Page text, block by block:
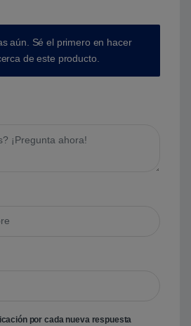
aún. Sé el primero en hacer
de este producto.
por cada nueva respuesta